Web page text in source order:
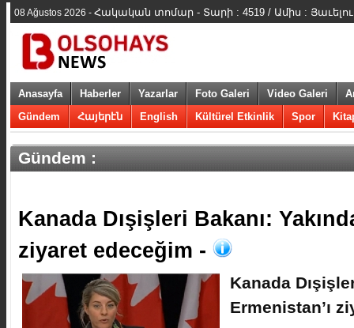
08 Ağustos 2026 - Հակական տոմար - Տարի : 4519 / Ամիս :
Anasayfa Haberler Yazarlar Foto Galeri Video Galeri
Gündem
Հայերէն English Kültürel Etkinlik Spor
Gündem :
Kanada Dışişleri Bakanı:
ziyaret edeceğim -
Kanada
Ermenistan’ı